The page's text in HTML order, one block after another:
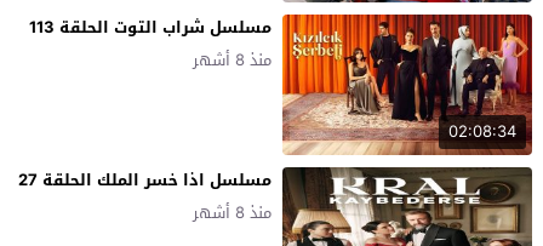
02:08:34
مسلسل شراب التوت الحلقة 113
منذ 8 أشهر
مسلسل اذا خسر الملك الحلقة 27
منذ 8 أشهر